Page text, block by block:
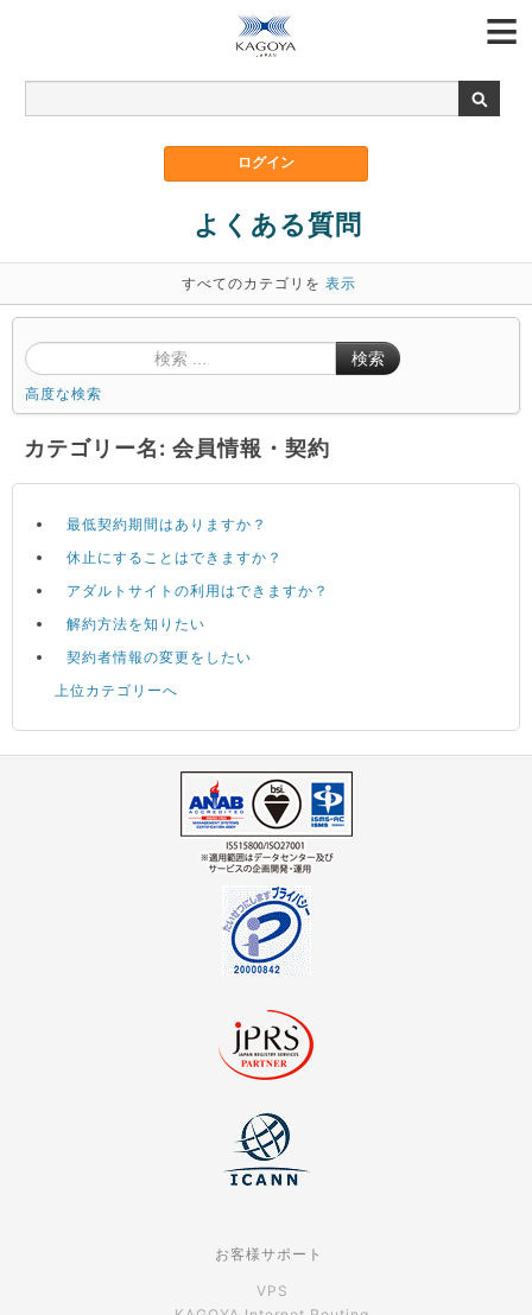
よくある質問
すべてのカテゴリを 表示
検索
高度な検索
カテゴリー名: 会員情報・契約
最低契約期間はありますか？
休止にすることはできますか？
アダルトサイトの利用はできますか？
解約方法を知りたい
契約者情報の変更をしたい
上位カテゴリーへ
お客様サポート
VPS